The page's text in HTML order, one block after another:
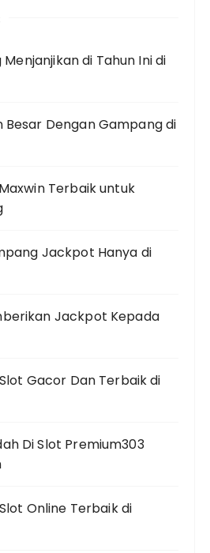
di Tahun Ini di
Besar Dengan Gampang di
Terbaik untuk
Jackpot Hanya di
Jackpot Kepada
Gacor Dan Terbaik di
Di Slot Premium303
Online Terbaik di